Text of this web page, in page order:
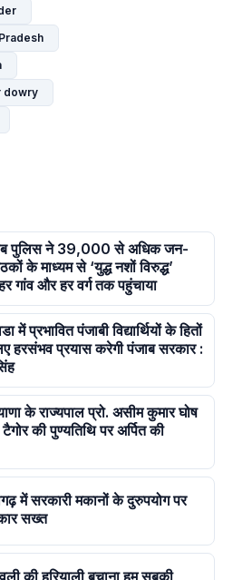
dowry
पुलिस ने 39,000 से अधिक जन-
के माध्यम से ‘युद्ध नशों विरुद्ध’
गांव और हर वर्ग तक पहुंचाया
में प्रभावित पंजाबी विद्यार्थियों के हितों
हरसंभव प्रयास करेगी पंजाब सरकार :
के राज्यपाल प्रो. असीम कुमार घोष
की पुण्यतिथि पर अर्पित की
में सरकारी मकानों के दुरुपयोग पर
सख्त